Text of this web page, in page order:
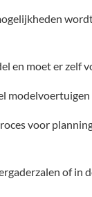
moet er zelf
voor
of in